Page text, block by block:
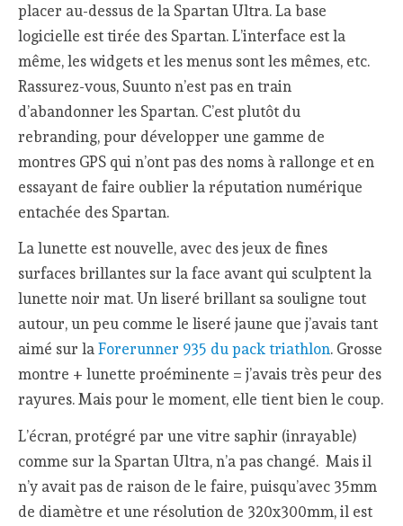
placer au-dessus de la Spartan Ultra. La base
logicielle est tirée des Spartan. L’interface est la
même, les widgets et les menus sont les mêmes, etc.
Rassurez-vous, Suunto n’est pas en train
d’abandonner les Spartan. C’est plutôt du
rebranding, pour développer une gamme de
montres GPS qui n’ont pas des noms à rallonge et en
essayant de faire oublier la réputation numérique
entachée des Spartan.
La lunette est nouvelle, avec des jeux de fines
surfaces brillantes sur la face avant qui sculptent la
lunette noir mat. Un liseré brillant sa souligne tout
autour, un peu comme le liseré jaune que j’avais tant
aimé sur laForerunner 935 du pack triathlon. Grosse
montre + lunette proéminente = j’avais très peur des
rayures. Mais pour le moment, elle tient bien le coup.
L’écran, protégré par une vitre saphir (inrayable)
comme sur la Spartan Ultra, n’a pas changé. Mais il
n’y avait pas de raison de le faire, puisqu’avec 35mm
de diamètre et une résolution de 320x300mm, il est